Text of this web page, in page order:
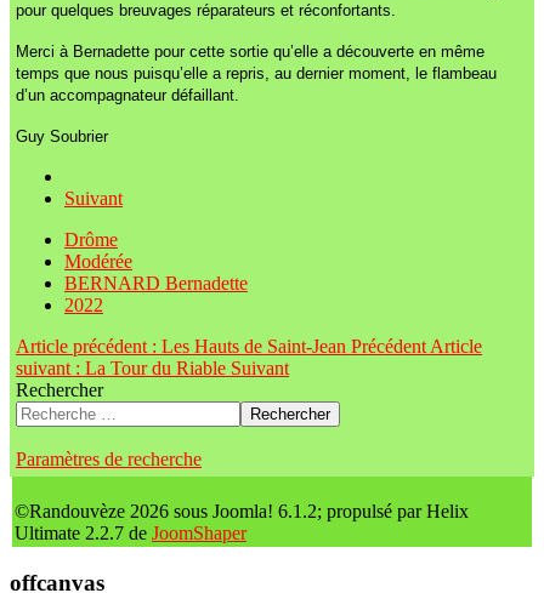
pour quelques breuvages réparateurs et réconfortants.
Merci à Bernadette pour cette sortie qu’elle a découverte en même
temps que nous puisqu’elle a repris, au dernier moment, le flambeau
d’un accompagnateur défaillant.
Guy Soubrier
Suivant
Drôme
Modérée
BERNARD Bernadette
2022
Article précédent : Les Hauts de Saint-Jean Précédent Article
suivant : La Tour du Riable Suivant
Rechercher
Rechercher
Paramètres de recherche
©Randouvèze 2026 sous Joomla! 6.1.2; propulsé par Helix
Ultimate 2.2.7 de JoomShaper
offcanvas